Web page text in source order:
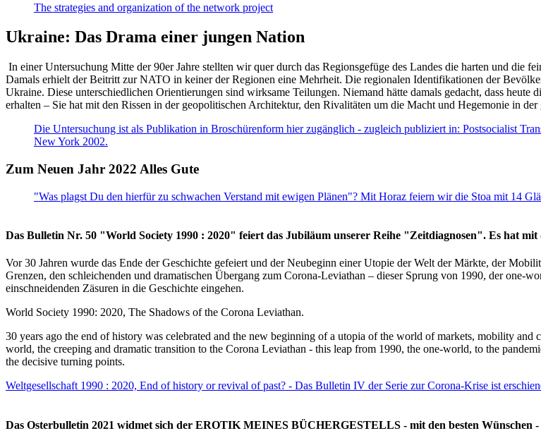
The strategies and organization of the network project
Ukraine: Das Drama einer jungen Nation
In einer Untersuchung Mitte der 90er Jahre stellten wir quer durch das Regionsgefüge des Landes die harten und die
Damals erhielt der Beitritt zur NATO in keiner der Regionen eine Mehrheit. Die regionalen Identifikationen der
Ukraine. Diese unterschiedlichen Orientierungen sind wirksame Teilungen. Niemand hätte damals gedacht, dass
erhalten – Sie hat mit den Rissen in der geopolitischen Architektur, den Rivalitäten um die Macht und Hegemonie in
Die Untersuchung ist als Publikation in Broschürenform hier zugänglich - zugleich publiziert in: Postsocialist
New York 2002.
Zum Neuen Jahr 2022 Alles Gute
"Was plagst Du den hierfür zu schwachen Verstand mit ewigen Plänen"? Mit Horaz feiern wir die Stoa mit 14
Das Bulletin Nr. 50 "World Society 1990 : 2020" feiert das Jubiläum unserer Reihe "Zeitdiagnosen". Es hat
Vor 30 Jahren wurde das Ende der Geschichte gefeiert und der Neubeginn einer Utopie der Welt der Märkte, der
Grenzen, den schleichenden und dramatischen Übergang zum Corona-Leviathan – dieser Sprung von 1990, der
einschneidenden Zäsuren in die Geschichte eingehen.
World Society 1990: 2020, The Shadows of the Corona Leviathan.
30 years ago the end of history was celebrated and the new beginning of a utopia of the world of markets, mobility
world, the creeping and dramatic transition to the Corona Leviathan - this leap from 1990, the one-world, to the
the decisive turning points.
Weltgesellschaft 1990 : 2020, End of history or revival of past? - Das Bulletin IV der Serie zur Corona-Krise ist
Das Osterbulletin 2021 widmet sich der EROTIK MEINES BÜCHERGESTELLS - mit den besten Wünschen